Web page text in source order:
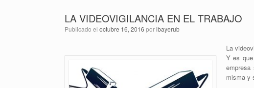
LA VIDEOVIGILANCIA EN EL TRABAJO
Publicado el octubre 16, 2016 porlbayerub
La
Y es
misma y